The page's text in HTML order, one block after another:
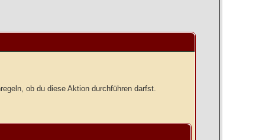
ob du diese Aktion durchführen darfst.